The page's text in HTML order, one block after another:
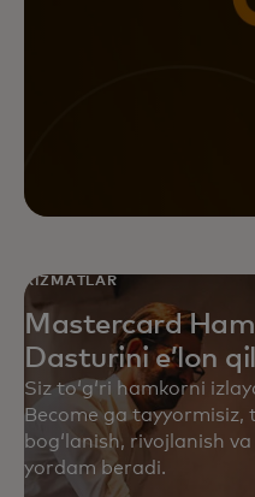
Mastercard’ning
XIZMATLAR
Mastercard
Dasturini eʼlon
Siz toʻgʻri hamkorni
Become ga tayyormisiz,
bogʻlanish, rivojlanish
yordam beradi.